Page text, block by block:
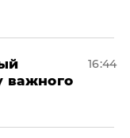
важного
16:44